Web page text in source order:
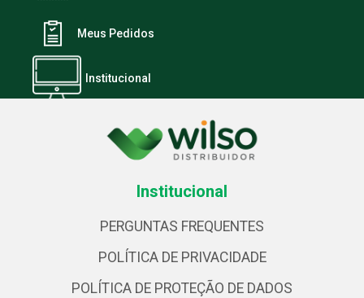
Meus Pedidos
Institucional
Institucional
PERGUNTAS FREQUENTES
POLÍTICA DE PRIVACIDADE
POLÍTICA DE PROTEÇÃO DE DADOS